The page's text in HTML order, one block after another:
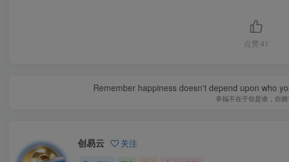
点赞 41
Remember happiness doesn't depend upon who
幸福不在于你是谁，你
创易云 关注